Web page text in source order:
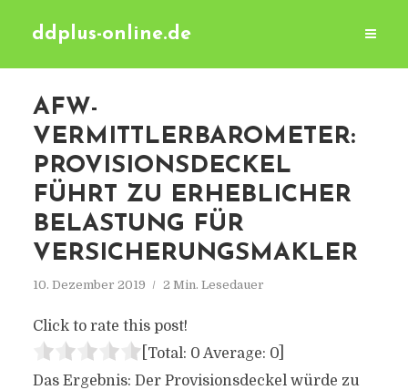
ddplus-online.de
AFW-
VERMITTLERBAROMETER:
PROVISIONSDECKEL
FÜHRT ZU ERHEBLICHER
BELASTUNG FÜR
VERSICHERUNGSMAKLER
10. Dezember 2019 2 Min. Lesedauer
Click to rate this post!
[Total: 0 Average: 0]
Das Ergebnis: Der Provisionsdeckel würde zu